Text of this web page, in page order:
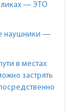
— ЭТО
наушники —
в местах
застрять